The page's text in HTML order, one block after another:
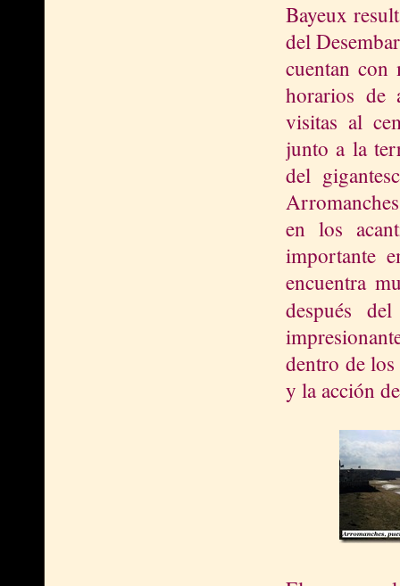
Bayeux
del
cuentan con
horarios de
visitas al
junto a la
del
en los
importante
encuentra
después
dentro de
y la acción